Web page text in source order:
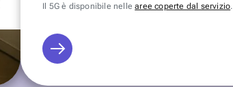
Il 5G è disponibile nellearee coperte dal servizio.